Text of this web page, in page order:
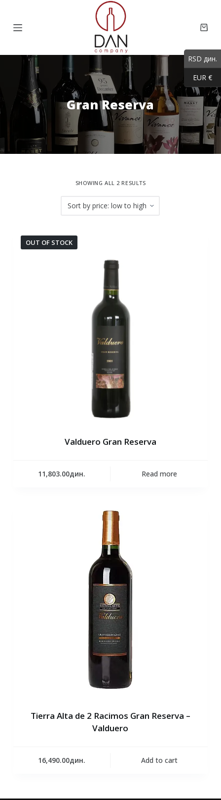
k
p
o
cart
Gran Reserva
SHOWING ALL 2 RESULTS
OUT OF STOCK
Valduero Gran Reserva
11,803.00дин. Read more
Tierra Alta de 2 Racimos Gran Reserva –
Valduero
16,490.00дин. Add to cart
RSD дин.
EUR €